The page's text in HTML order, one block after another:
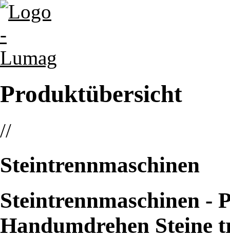
Produktübersicht
//
Steintrennmaschinen
Steintrennmaschinen -
Handumdrehen Steine